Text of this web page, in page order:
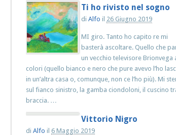
Ti ho rivisto nel sogno
di Alfo il 26 Giugno 2019
MI giro. Tanto ho capito re mi
basterà ascoltare. Quello che
un vecchio televisore Brionvega
colori (quello bianco e nero che pure avevo l’ho
in un’altra casa o, comunque, non ce l’ho più). Mi
sul fianco sinistro, la gamba ciondoloni, il cuscino
braccia. …
Vittorio Nigro
diAlfo il 6 Maggio 2019